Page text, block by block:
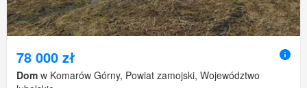
78 000 zł
Dom w Komarów Górny, Powiat zamojski, Województwo